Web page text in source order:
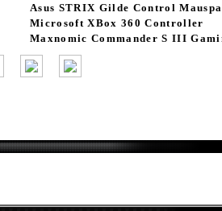
Asus STRIX Gilde Control
Microsoft XBox 360 Controller
Maxnomic Commander S III